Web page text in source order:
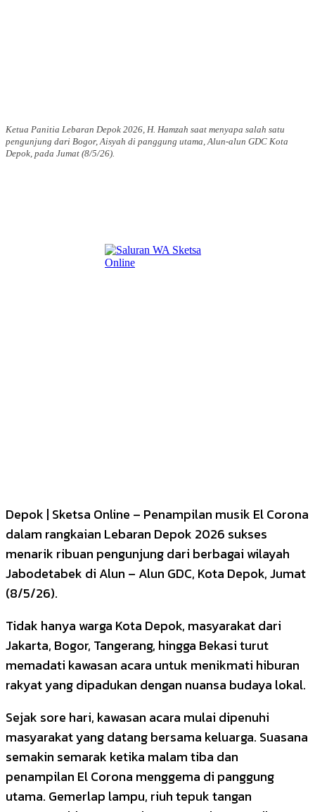
Ketua Panitia Lebaran Depok 2026, H. Hamzah saat menyapa salah satu
pengunjung dari Bogor, Aisyah di panggung utama, Alun-alun GDC Kota
Depok, pada Jumat (8/5/26).
Depok | Sketsa Online – Penampilan musik El Corona
dalam rangkaian Lebaran Depok 2026 sukses
menarik ribuan pengunjung dari berbagai wilayah
Jabodetabek di Alun – Alun GDC, Kota Depok, Jumat
(8/5/26).
Tidak hanya warga Kota Depok, masyarakat dari
Jakarta, Bogor, Tangerang, hingga Bekasi turut
memadati kawasan acara untuk menikmati hiburan
rakyat yang dipadukan dengan nuansa budaya lokal.
Sejak sore hari, kawasan acara mulai dipenuhi
masyarakat yang datang bersama keluarga. Suasana
semakin semarak ketika malam tiba dan
penampilan El Corona menggema di panggung
utama. Gemerlap lampu, riuh tepuk tangan